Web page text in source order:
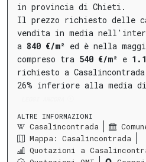
in provincia di Chieti.
Il prezzo richiesto delle
vendita in media
a 840 €/m² ed è nella
compreso tra 540 €/m² e
richiesto a
26% inferiore alla media
ALTRE INFORMAZIONI
Casalincontrada
Mappa: Casalincontrada
Quotazioni a